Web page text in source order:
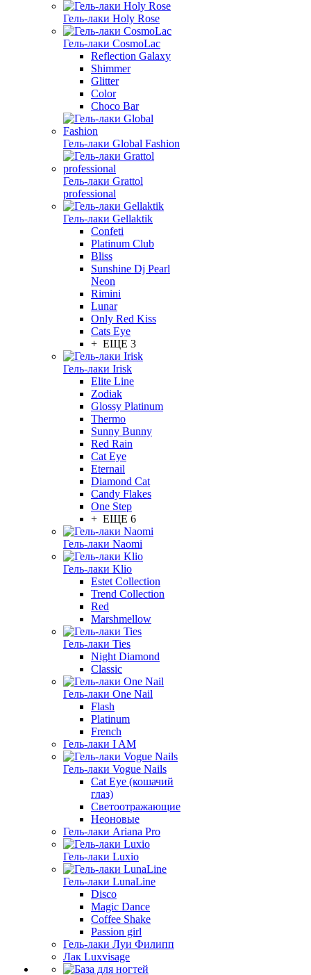
Гель-лаки Holy Rose
Гель-лаки CosmoLac
Reflection Galaxy
Shimmer
Glitter
Color
Choco Bar
Гель-лаки Global Fashion
Гель-лаки Grattol
professional
Гель-лаки Gellaktik
Confeti
Platinum Club
Bliss
Sunshine Dj Pearl
Neon
Rimini
Lunar
Only Red Kiss
Cats Eye
+ ЕЩЕ 3
Гель-лаки Irisk
Elite Line
Zodiak
Glossy Platinum
Thermo
Sunny Bunny
Red Rain
Cat Eye
Eternail
Diamond Cat
Candy Flakes
One Step
+ ЕЩЕ 6
Гель-лаки Naomi
Гель-лаки Klio
Estet Collection
Trend Collection
Red
Marshmellow
Гель-лаки Ties
Night Diamond
Classic
Гель-лаки One Nail
Flash
Platinum
French
Гель-лаки I AM
Гель-лаки Vogue Nails
Cat Eye (кошачий
глаз)
Светоотражающие
Неоновые
Гель-лаки Ariana Pro
Гель-лаки Luxio
Гель-лаки LunaLine
Disco
Magic Dance
Coffee Shake
Passion girl
Гель-лаки Луи Филипп
Лак Luxvisage